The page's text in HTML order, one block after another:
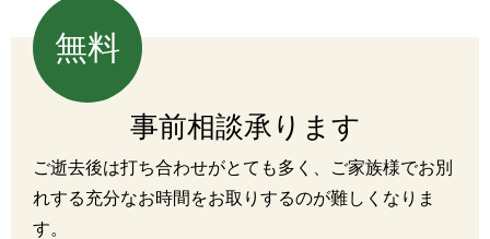
無料
事前相談承ります
ご逝去後は打ち合わせがとても多く、ご家族様でお別
れする充分なお時間をお取りするのが難しくなりま
す。